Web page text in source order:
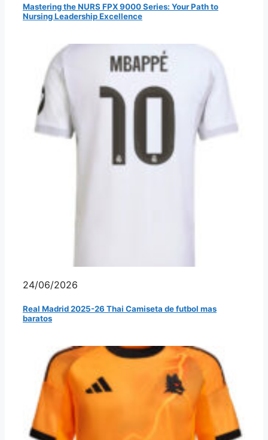
Mastering the NURS FPX 9000 Series: Your Path to
Nursing Leadership Excellence
24/06/2026
Real Madrid 2025-26 Thai Camiseta de futbol mas
baratos